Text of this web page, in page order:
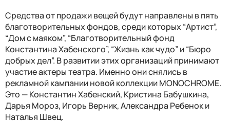
Средства от продажи вещей будут направлены в пять
благотворительных фондов, среди которых “Артист”,
“Дом с маяком”, “Благотворительный фонд
Константина Хабенского”, “Жизнь как чудо” и “Бюро
добрых дел”. В развитии этих организаций принимают
участие актеры театра. Именно они снялись в
рекламной кампании новой коллекции MONOCHROME.
Это — Константин Хабенский, Кристина Бабушкина,
Дарья Мороз, Игорь Верник, Александра Ребенок и
Наталья Швец.